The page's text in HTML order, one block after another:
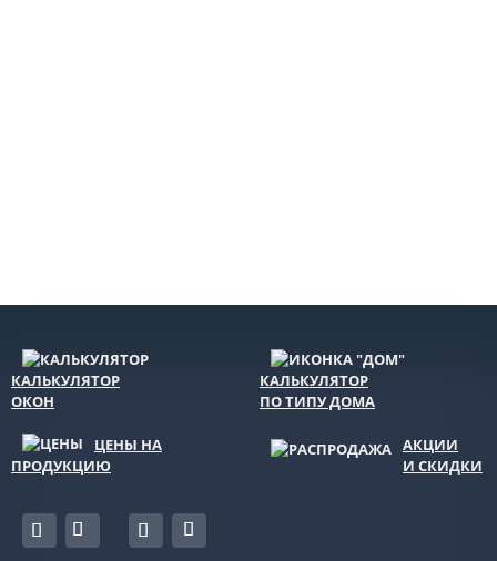
КАЛЬКУЛЯТОР
ОКОН
КАЛЬКУЛЯТОР
ПО ТИПУ ДОМА
ЦЕНЫ НА
ПРОДУКЦИЮ
АКЦИИ
И СКИДКИ